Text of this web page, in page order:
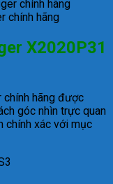
chính hãng
X2020P31
chính hãng được
góc nhìn trực quan
chính xác với mục